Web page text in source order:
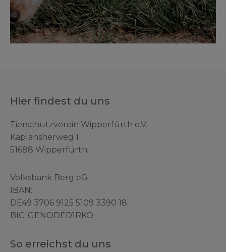
Hier findest du uns
Tierschutzverein Wipperfürth e.V.
Kaplansherweg 1
51688 Wipperfürth
Volksbank Berg eG
IBAN:
DE49 3706 9125 5109 3390 18
BIC: GENODED1RKO
So erreichst du uns